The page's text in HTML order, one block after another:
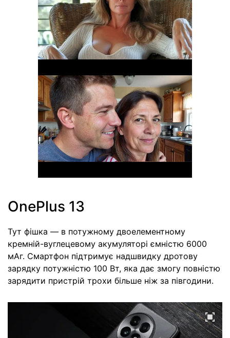
OnePlus 13
Тут фішка — в потужному двоелементному
кремній-вуглецевому акумуляторі ємністю 6000
мАг. Смартфон підтримує надшвидку дротову
зарядку потужністю 100 Вт, яка дає змогу повністю
зарядити пристрій трохи більше ніж за півгодини.